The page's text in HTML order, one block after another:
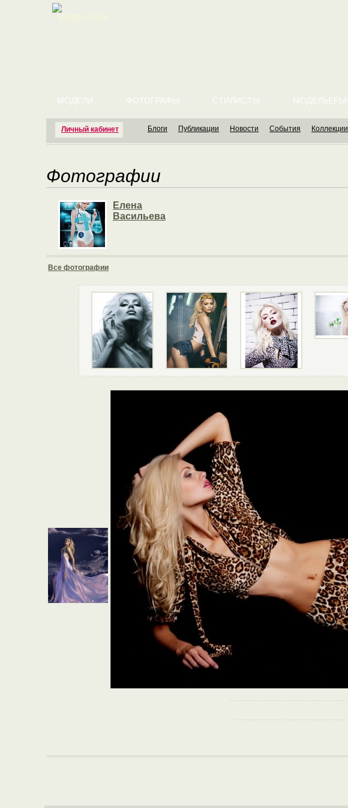
Личный кабинет
МОДЕЛИ ФОТОГРАФЫ СТИЛИСТЫ МОДЕЛЬЕРЫ
Блоги Публикации Новости События Коллекции
Фотографии
Елена
Васильева
Все фотографии